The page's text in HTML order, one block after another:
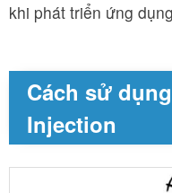
khi phát triển ứng
Cách sử
Injection